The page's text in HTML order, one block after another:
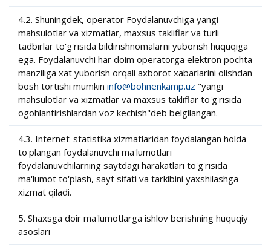
4.2. Shuningdek, operator Foydalanuvchiga yangi
mahsulotlar va xizmatlar, maxsus takliflar va turli
tadbirlar to'g'risida bildirishnomalarni yuborish huquqiga
ega. Foydalanuvchi har doim operatorga elektron pochta
manziliga xat yuborish orqali axborot xabarlarini olishdan
bosh tortishi mumkin info@bohnenkamp.uz "yangi
mahsulotlar va xizmatlar va maxsus takliflar to'g'risida
ogohlantirishlardan voz kechish"deb belgilangan.
4.3. Internet-statistika xizmatlaridan foydalangan holda
to'plangan foydalanuvchi ma'lumotlari
foydalanuvchilarning saytdagi harakatlari to'g'risida
ma'lumot to'plash, sayt sifati va tarkibini yaxshilashga
xizmat qiladi.
5. Shaxsga doir ma'lumotlarga ishlov berishning huquqiy
asoslari